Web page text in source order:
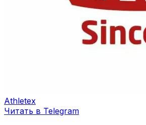
Athletex
Читать в Telegram